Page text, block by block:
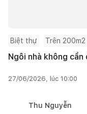
Biệt thự Trên 200m2
Ngôi nhà không
27/06/2026, lúc 10:00
Thu Nguyễn